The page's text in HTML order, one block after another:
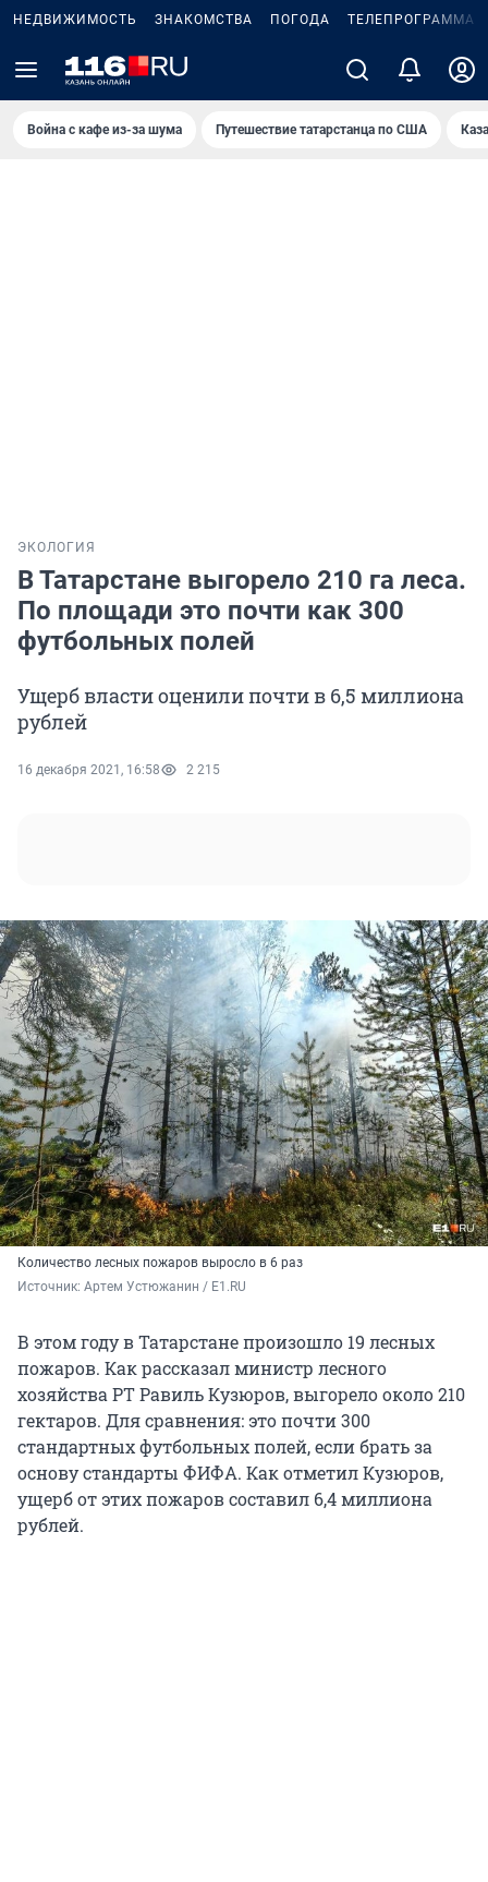
НЕДВИЖИМОСТЬ ЗНАКОМСТВА ПОГОДА ТЕЛЕПРОГРАММА
Война с кафе из-за шума Путешествие татарстанца по США
ЭКОЛОГИЯ
В Татарстане выгорело 210 га леса.
По площади это почти как 300
футбольных полей
Ущерб власти оценили почти в 6,5 миллиона
рублей
16 декабря 2021, 16:58 2 215
Количество лесных пожаров выросло в 6 раз
Источник: Артем Устюжанин / E1.RU
В этом году в Татарстане произошло 19 лесных
пожаров. Как рассказал министр лесного
хозяйства РТ Равиль Кузюров, выгорело около 210
гектаров. Для сравнения: это почти 300
стандартных футбольных полей, если брать за
основу стандарты ФИФА. Как отметил Кузюров,
ущерб от этих пожаров составил 6,4 миллиона
рублей.